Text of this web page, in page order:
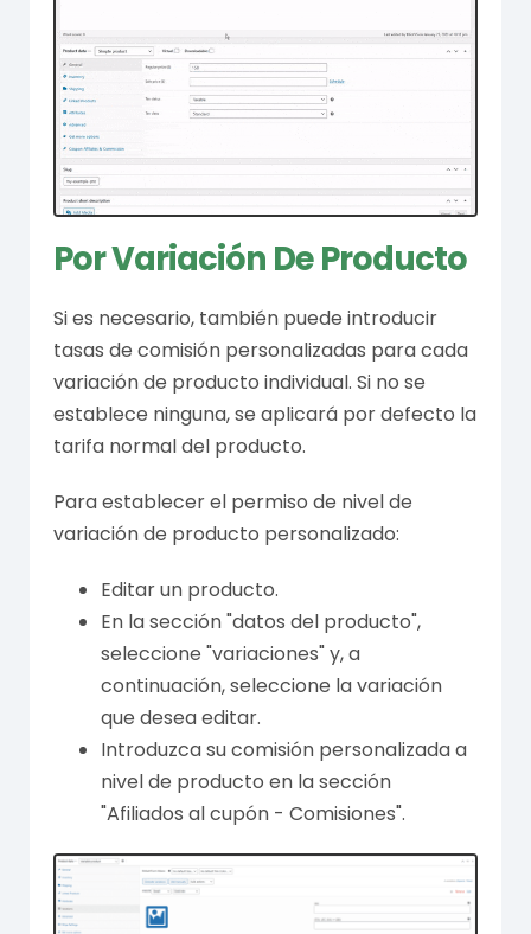
Por Variación De Producto
Si es necesario, también puede introducir
tasas de comisión personalizadas para cada
variación de producto individual. Si no se
establece ninguna, se aplicará por defecto la
tarifa normal del producto.
Para establecer el permiso de nivel de
variación de producto personalizado:
Editar un producto.
En la sección "datos del producto",
seleccione "variaciones" y, a
continuación, seleccione la variación
que desea editar.
Introduzca su comisión personalizada a
nivel de producto en la sección
"Afiliados al cupón - Comisiones".